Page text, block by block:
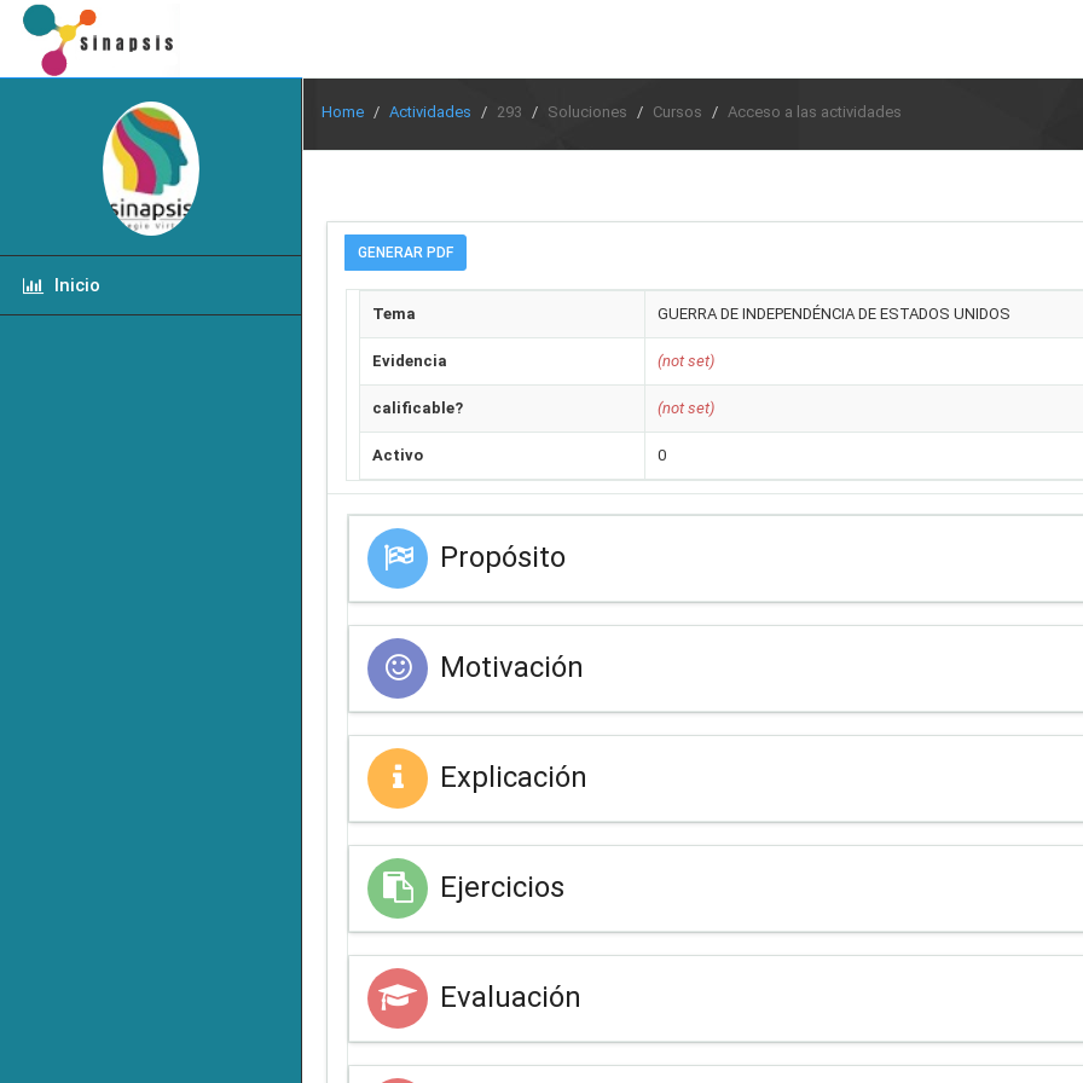
Inicio
Home Actividades 293 Soluciones Cursos Acceso a las actividades
GENERAR PDF
Tema GUERRA DE INDEPENDÉNCIA DE ESTADOS UNIDOS
Evidencia (not set)
calificable? (not set)
Activo 0
Propósito
Motivación
Explicación
Ejercicios
Evaluación